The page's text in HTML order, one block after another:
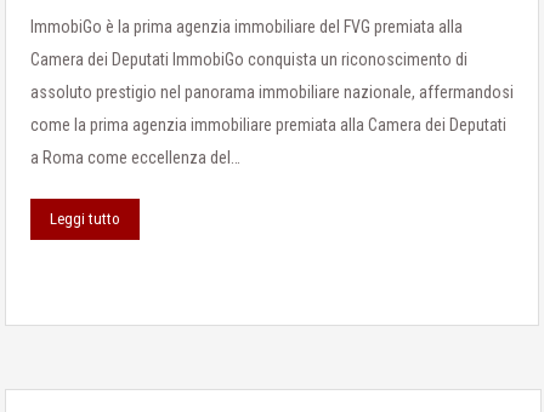
ImmobiGo è la prima agenzia immobiliare del FVG premiata alla
Camera dei Deputati ImmobiGo conquista un riconoscimento di
assoluto prestigio nel panorama immobiliare nazionale, affermandosi
come la prima agenzia immobiliare premiata alla Camera dei Deputati
a Roma come eccellenza del…
Leggi tutto